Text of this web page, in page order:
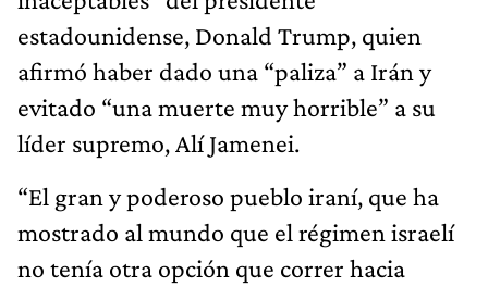
estadounidense, Donald Trump, quien
afirmó haber dado una “paliza” a Irán y
evitado “una muerte muy horrible” a su
líder supremo, Alí Jamenei.
“El gran y poderoso pueblo iraní, que ha
mostrado al mundo que el régimen israelí
no tenía otra opción que correr hacia